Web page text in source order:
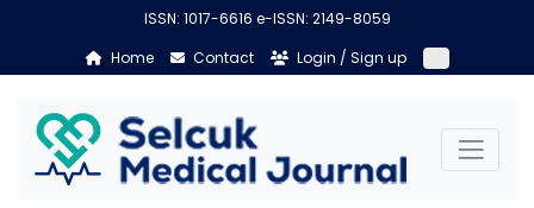
ISSN: 1017-6616 e-ISSN: 2149-8059
Home
Contact Login / Sign up